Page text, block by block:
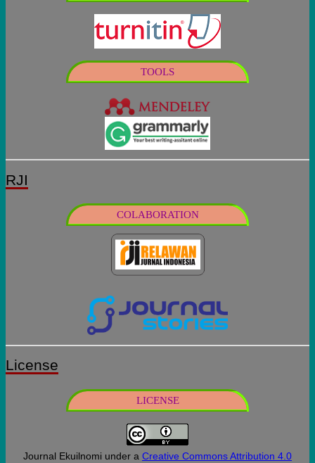
TOOLS
RJI
COLABORATION
License
LICENSE
Journal Ekuilnomi under a Creative Commons Attribution 4.0